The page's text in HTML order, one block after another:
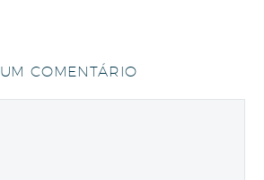
também colaboram
para a difusão do
UM COMENTÁRIO